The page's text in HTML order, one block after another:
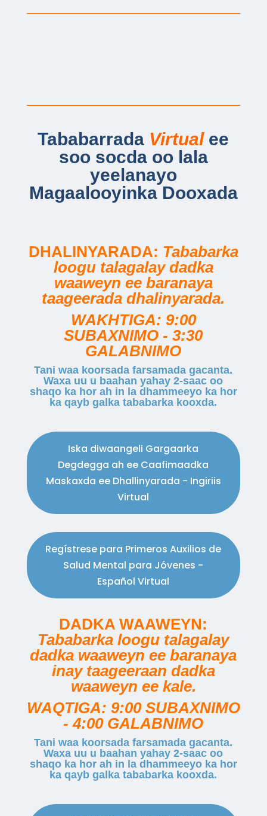
Tababarrada Virtualee
soo socda oo lala
yeelanayo
Magaalooyinka Dooxada
DHALINYARADA: Tababarka
loogu talagalay dadka
waaweyn ee baranaya
taageerada dhalinyarada.
WAKHTIGA: 9:00
SUBAXNIMO - 3:30
GALABNIMO
Tani waa koorsada farsamada gacanta.
Waxa uu u baahan yahay 2-saac oo
shaqo ka hor ah in la dhammeeyo ka hor
ka qayb galka tababarka kooxda.
Iska diwaangeli Gargaarka
Degdegga ah ee Caafimaadka
Maskaxda ee Dhallinyarada - Ingiriis
Virtual
Regístrese para Primeros Auxilios de
Salud Mental para Jóvenes -
Español Virtual
DADKA WAAWEYN:
Tababarka loogu talagalay
dadka waaweyn ee baranaya
inay taageeraan dadka
waaweyn ee kale.
WAQTIGA: 9:00 SUBAXNIMO
- 4:00 GALABNIMO
Tani waa koorsada farsamada gacanta.
Waxa uu u baahan yahay 2-saac oo
shaqo ka hor ah in la dhammeeyo ka hor
ka qayb galka tababarka kooxda.